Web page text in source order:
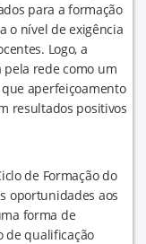
para a formação
o nível de exigência
Logo, a
rede como um
aperfeiçoamento
resultados positivos
de Formação do
oportunidades aos
forma de
de qualificação